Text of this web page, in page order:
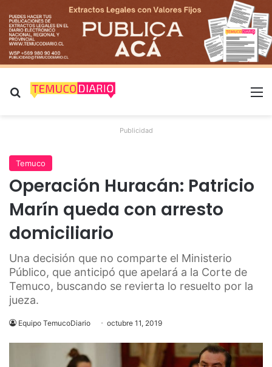
Buscar por
Publicidad
Temuco
Operación Huracán: Patricio
Marín queda con arresto
domiciliario
Una decisión que no comparte el Ministerio
Público, que anticipó que apelará a la Corte de
Temuco, buscando se revierta lo resuelto por la
jueza.
Equipo TemucoDiario octubre 11, 2019